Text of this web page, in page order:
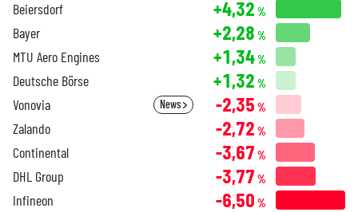
Beiersdorf +4,32 %
Bayer +2,28 %
MTU Aero Engines +1,34%
Deutsche Börse +1,32 %
Vonovia News -2,35 %
Zalando -2,72 %
Continental -3,67 %
DHL Group -3,77 %
Infineon -6,50 %